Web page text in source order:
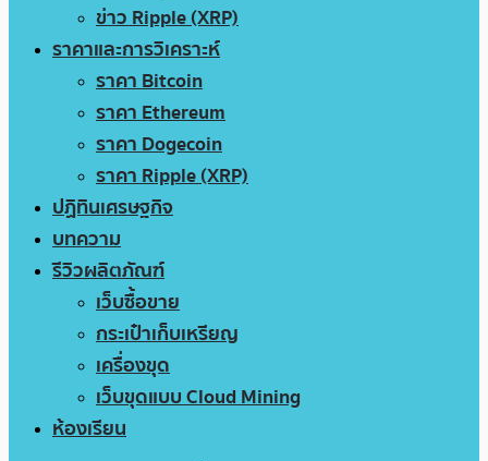
ข่าว Ripple (XRP)
ราคาและการวิเคราะห์
ราคา Bitcoin
ราคา Ethereum
ราคา Dogecoin
ราคา Ripple (XRP)
ปฏิทินเศรษฐกิจ
บทความ
รีวิวผลิตภัณฑ์
เว็บซื้อขาย
กระเป๋าเก็บเหรียญ
เครื่องขุด
เว็บขุดแบบ Cloud Mining
ห้องเรียน